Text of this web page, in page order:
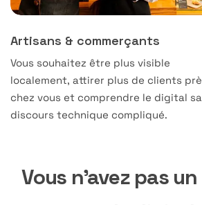
Artisans & commerçants
Vous souhaitez être plus visible
localement, attirer plus de clients
chez vous et comprendre le digital
discours technique compliqué.
Vous n’avez pas